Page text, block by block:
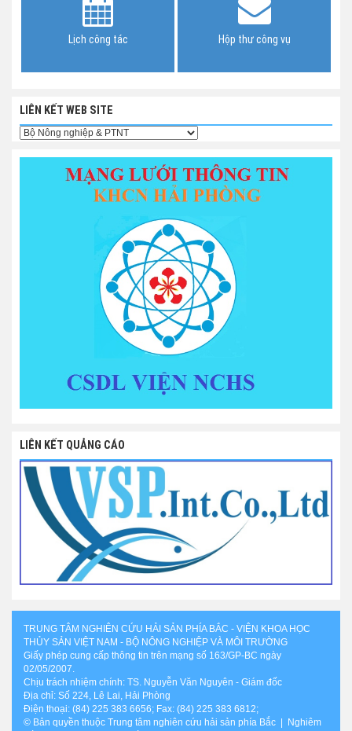
Lịch công tác Hộp thư công vụ
LIÊN KẾT WEB SITE
LIÊN KẾT QUẢNG CÁO
TRUNG TÂM NGHIÊN CỨU HẢI SẢN PHÍA BẮC - VIỆN KHOA HỌC
THỦY SẢN VIỆT NAM - BỘ NÔNG NGHIỆP VÀ MÔI TRƯỜNG
Giấy phép cung cấp thông tin trên mạng số 163/GP-BC ngày
02/05/2007.
Chịu trách nhiệm chính: TS. Nguyễn Văn Nguyên - Giám đốc
Địa chỉ: Số 224, Lê Lai, Hải Phòng
Điện thoại: (84) 225 383 6656; Fax: (84) 225 383 6812;
© Bản quyền thuộc Trung tâm nghiên cứu hải sản phía Bắc | Nghiêm